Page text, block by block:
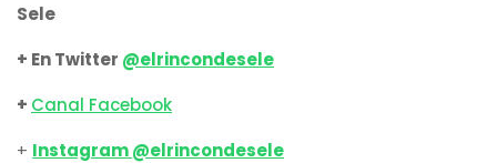
Sele
+ En Twitter @elrincondesele
+ Canal Facebook
+ Instagram @elrincondesele